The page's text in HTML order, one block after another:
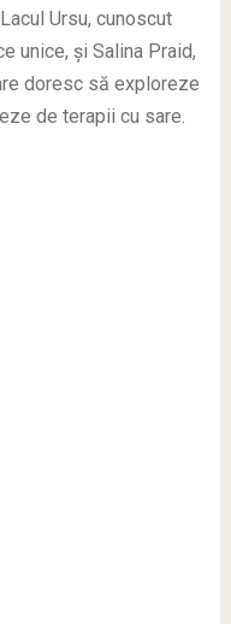
Ursu, cunoscut
unice, și Salina Praid,
doresc să exploreze
de terapii cu sare.